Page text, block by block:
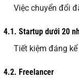
Việc chuyển đổi
4.1. Startup dưới 20
Tiết kiệm đáng kể
4.2. Freelancer